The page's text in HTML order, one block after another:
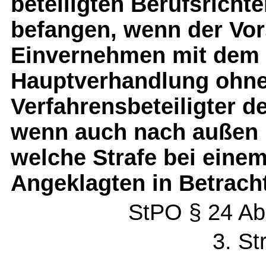
befangen, wenn der
Einvernehmen mit
Hauptverhandlung
Verfahrensbeteiligter
wenn auch nach
welche Strafe bei
Angeklagten in
StPO § 24
3.